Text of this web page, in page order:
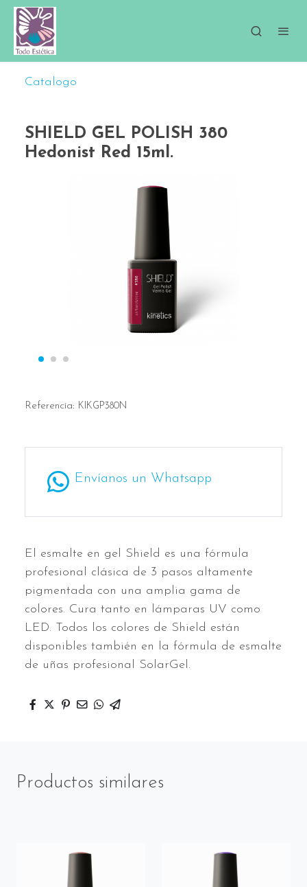
Catalogo
SHIELD GEL POLISH 380
Hedonist Red 15ml.
Referencia: KIKGP380N
Envíanos un Whatsapp
El esmalte en gel Shield es una fórmula
profesional clásica de 3 pasos altamente
pigmentada con una amplia gama de
colores. Cura tanto en lámparas UV como
LED. Todos los colores de Shield están
disponibles también en la fórmula de esmalte
de uñas profesional SolarGel.
Productos similares